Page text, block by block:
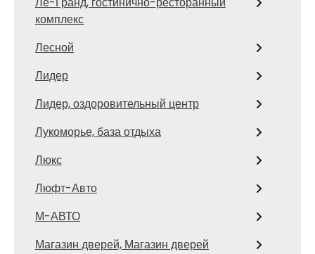
комплекс
Лесной
Лидер
Лидер, оздоровительный центр
Лукоморье, база отдыха
Люкс
Люфт-Авто
М-АВТО
Магазин дверей, Магазин дверей